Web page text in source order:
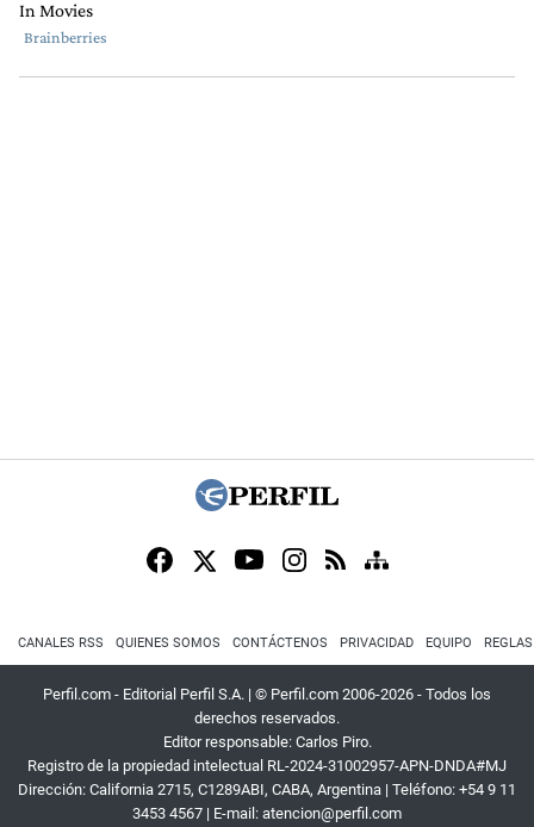
CANALES RSS QUIENES SOMOS CONTÁCTENOS PRIVACIDAD EQUIPO
Perfil.com - Editorial Perfil S.A. | © Perfil.com 2006-2026 - Todos los
derechos reservados.
Editor responsable: Carlos Piro.
Registro de la propiedad intelectual RL-2024-31002957-APN-DNDA#MJ
Dirección: California 2715, C1289ABI, CABA, Argentina | Teléfono: +54 9 11
3453 4567 | E-mail: atencion@perfil.com